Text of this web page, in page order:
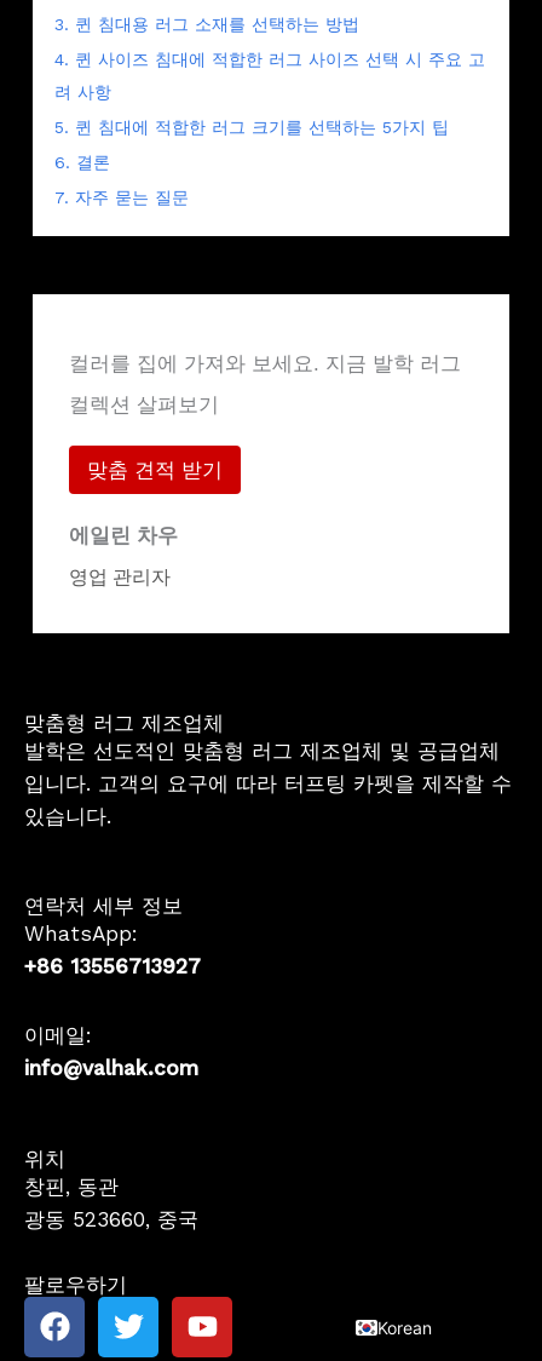
3. 퀸 침대용 러그 소재를 선택하는 방법
4. 퀸 사이즈 침대에 적합한 러그 사이즈 선택 시 주요 고
려 사항
5. 퀸 침대에 적합한 러그 크기를 선택하는 5가지 팁
6. 결론
7. 자주 묻는 질문
컬러를 집에 가져와 보세요. 지금 발학 러그
컬렉션 살펴보기
맞춤 견적 받기
에일린 차우
영업 관리자
맞춤형 러그 제조업체
발학은 선도적인 맞춤형 러그 제조업체 및 공급업체
입니다. 고객의 요구에 따라 터프팅 카펫을 제작할 수
있습니다.
연락처 세부 정보
WhatsApp:
+86 13556713927
이메일:
info@valhak.com
위치
창핀, 동관
광동 523660, 중국
팔로우하기
F
a
트
위
유
튜
Korean